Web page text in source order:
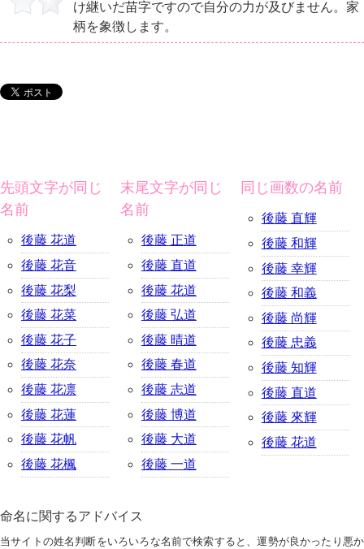
け継いだ苗字ですので自分の力が及びません。家
柄を象徴します。
先頭文字が同じ
名前
後藤 花道
後藤 花音
後藤 花梨
後藤 花菜
後藤 花子
後藤 花奈
後藤 花凛
後藤 花蓮
後藤 花帆
後藤 花楓
末尾文字が同じ
名前
後藤 正道
後藤 直道
後藤 花道
後藤 弘道
後藤 晴道
後藤 春道
後藤 志道
後藤 博道
後藤 大道
後藤 一道
同じ画数の名前
後藤 直輝
後藤 和輝
後藤 幸輝
後藤 和義
後藤 尚輝
後藤 忠義
後藤 知輝
後藤 直道
後藤 來輝
後藤 花道
命名に関するアドバイス
当サイトの姓名判断をいろいろな名前で検索すると、運勢が良かったり悪か